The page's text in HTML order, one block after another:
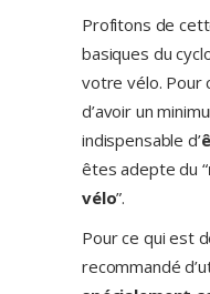
Profitons de
basiques du
votre vélo. Pour
d’avoir un
indispensable d’
êtes adepte du “
vélo”.
Pour ce qui est
recommandé